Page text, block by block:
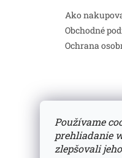
Používame
prehliadanie
zlepšovali
Ako
Obchodné
Ochrana